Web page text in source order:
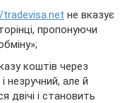
не вказує
пропонуючи
коштів через
незручний, але й
двічі і становить